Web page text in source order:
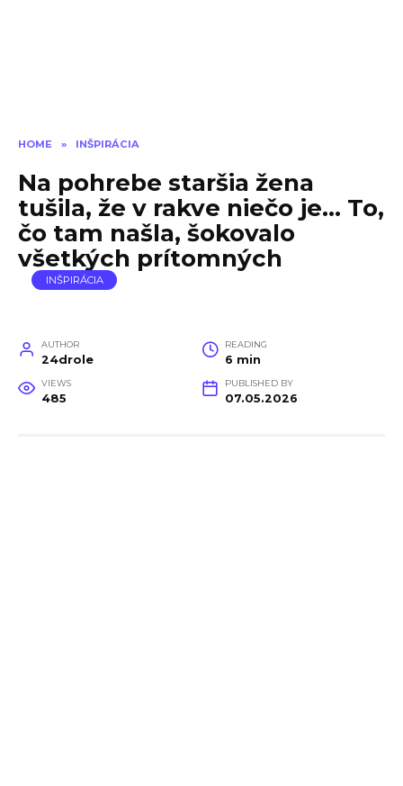
HOME » INŠPIRÁCIA
Na pohrebe staršia žena
tušila, že v rakve niečo je… To,
čo tam našla, šokovalo
všetkých prítomných
INŠPIRÁCIA
AUTHOR
24drole
READING
6 min
VIEWS
485
PUBLISHED BY
07.05.2026